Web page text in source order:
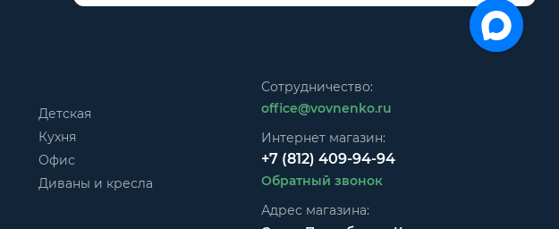
Детская
Кухня
Офис
Диваны и кресла
Сотрудничество:
office@vovnenko.ru
Интернет магазин:
+7 (812) 409-94-94
Обратный звонок
Адрес магазина: